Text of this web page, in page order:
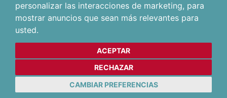
personalizar las interacciones de marketing, para
mostrar anuncios que sean más relevantes para
usted.
ACEPTAR
RECHAZAR
CAMBIAR PREFERENCIAS